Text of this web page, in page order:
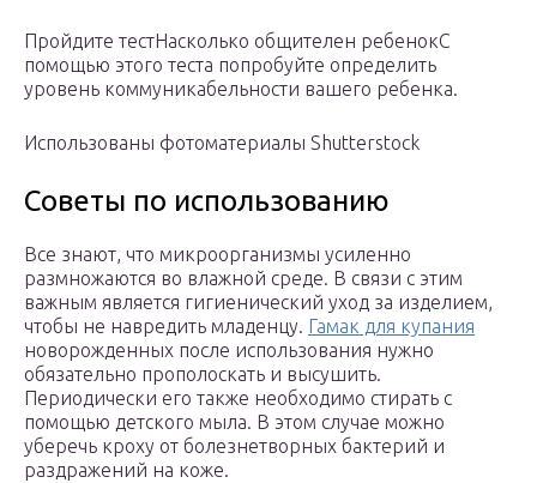
Пройдите тестНасколько общителен ребенокС
помощью этого теста попробуйте определить
уровень коммуникабельности вашего ребенка.
Использованы фотоматериалы Shutterstock
Советы по использованию
Все знают, что микроорганизмы усиленно
размножаются во влажной среде. В связи с этим
важным является гигиенический уход за изделием,
чтобы не навредить младенцу. Гамак для купания
новорожденных после использования нужно
обязательно прополоскать и высушить.
Периодически его также необходимо стирать с
помощью детского мыла. В этом случае можно
уберечь кроху от болезнетворных бактерий и
раздражений на коже.